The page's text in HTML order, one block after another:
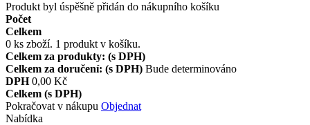
Produkt byl úspěšně přidán do nákupního košíku
Počet
Celkem
0 ks zboží. 1 produkt v košíku.
Celkem za produkty: (s DPH)
Celkem za doručení: (s DPH) Bude determinováno
DPH 0,00 Kč
Celkem (s DPH)
Pokračovat v nákupu Objednat
Nabídka